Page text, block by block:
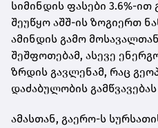
სიმინდის ფასები 3.6%-ით
შეუწყო აშშ-ის ზოგიერთ
ამინდის გამო
შეშფოთებამ, ასევე
ზრდის გავლენამ, რაც
დაძაბულობის
ამასთან, გაერო-ს